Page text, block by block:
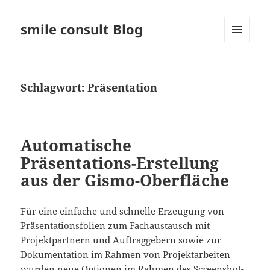
smile consult Blog
Schlagwort:Präsentation
Automatische
Präsentations-Erstellung
aus der Gismo-Oberfläche
Für eine einfache und schnelle Erzeugung von
Präsentationsfolien zum Fachaustausch mit
Projektpartnern und Auftraggebern sowie zur
Dokumentation im Rahmen von Projektarbeiten